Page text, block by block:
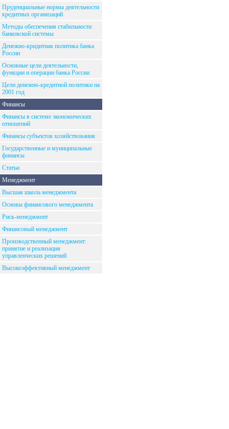
Пруденциальные нормы деятельности
кредитных организаций
Методы обеспечения стабильности
банковской системы
Денежно-кридитная политика банка
России
Основные цели деятельности,
функции и операции банка России
Цели денежно-кредитной политики на
2001 год
Финансы
Финансы в системе экономических
отношений
Финансы субъектов хозяйствования
Государственные и муниципальные
финансы
Статьи
Менеджмент
Высшая школа менеджмента
Основы финансового менеджмента
Риск-менеджмент
Финансовый менеджмент
Производственный менеджмент:
принятие и реализация
управленческих решений
Высокоэффективный менеджмент